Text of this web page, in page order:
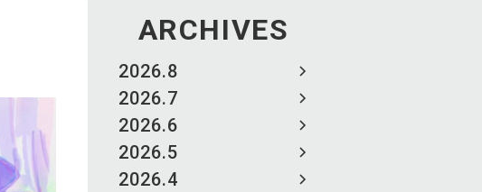
ARCHIVES
2026.8
2026.7
2026.6
2026.5
2026.4